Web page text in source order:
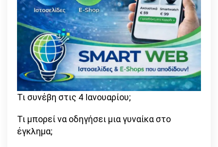
Τι συνέβη στις 4 Ιανουαρίου;
Τι μπορεί να οδηγήσει μια γυναίκα στο
έγκλημα;